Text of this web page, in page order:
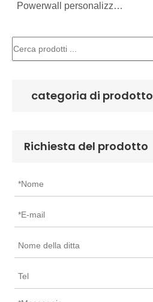
Powerwall personalizzato
categoria di prodotto
Richiesta del prodotto